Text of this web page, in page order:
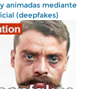
animadas mediante
(deepfakes)